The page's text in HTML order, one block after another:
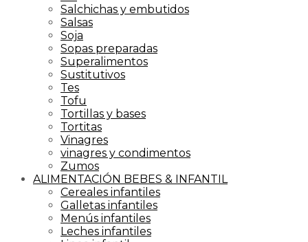
Salchichas y embutidos
Salsas
Soja
Sopas preparadas
Superalimentos
Sustitutivos
Tes
Tofu
Tortillas y bases
Tortitas
Vinagres
vinagres y condimentos
Zumos
ALIMENTACIÓN BEBES & INFANTIL
Cereales infantiles
Galletas infantiles
Menús infantiles
Leches infantiles